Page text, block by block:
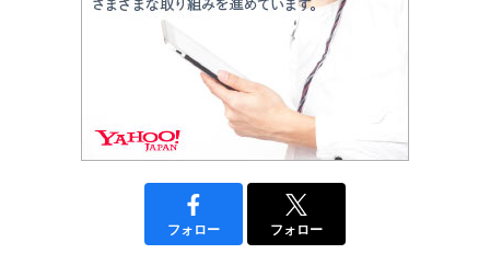
フォロー フォロー